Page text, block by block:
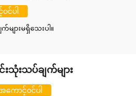
င်ပါ
များမရှိသေးပါ။
သုံးသပ်ချက်များ
ောင့်ဝင်ပါ